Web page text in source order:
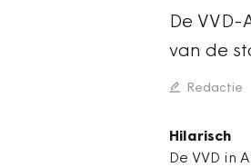
De VVD-
van de
Redactie
Hilarisch
De VVD in